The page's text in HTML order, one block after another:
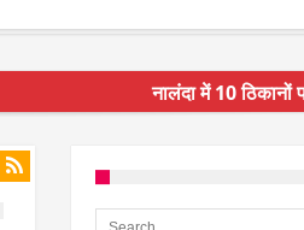
नालंदा में 10 ठिकानों
घूसखोर अफसरों पर
Search for: